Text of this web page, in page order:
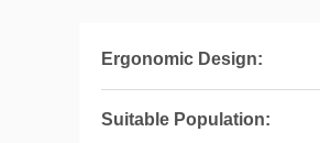
Ergonomic Design:
Suitable Population: